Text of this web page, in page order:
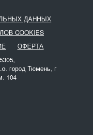
ДАННЫХ
COOKIES
ОФЕРТА
город Тюмень, г
104